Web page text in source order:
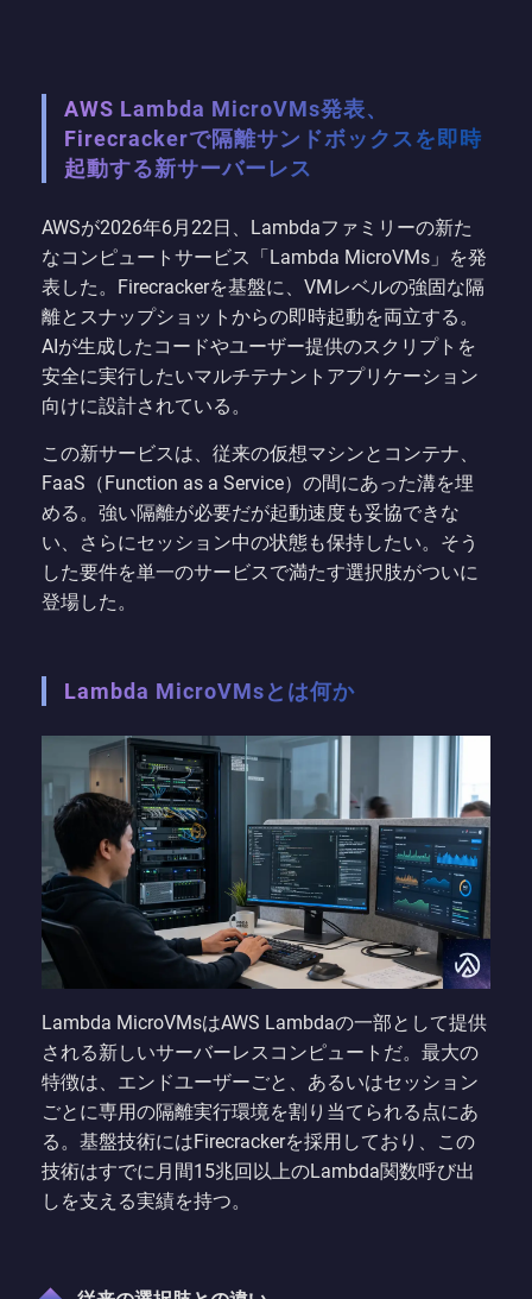
AWS Lambda MicroVMs発表、
Firecrackerで隔離サンドボックスを即時
起動する新サーバーレス
AWSが2026年6月22日、Lambdaファミリーの新た
なコンピュートサービス「Lambda MicroVMs」を発
表した。Firecrackerを基盤に、VMレベルの強固な隔
離とスナップショットからの即時起動を両立する。
AIが生成したコードやユーザー提供のスクリプトを
安全に実行したいマルチテナントアプリケーション
向けに設計されている。
この新サービスは、従来の仮想マシンとコンテナ、
FaaS（Function as a Service）の間にあった溝を埋
める。強い隔離が必要だが起動速度も妥協できな
い、さらにセッション中の状態も保持したい。そう
した要件を単一のサービスで満たす選択肢がついに
登場した。
Lambda MicroVMsとは何か
Lambda MicroVMsはAWS Lambdaの一部として提供
される新しいサーバーレスコンピュートだ。最大の
特徴は、エンドユーザーごと、あるいはセッション
ごとに専用の隔離実行環境を割り当てられる点にあ
る。基盤技術にはFirecrackerを採用しており、この
技術はすでに月間15兆回以上のLambda関数呼び出
しを支える実績を持つ。